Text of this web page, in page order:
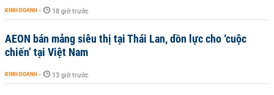
KINH DOANH - 18 giờ trước
AEON bán mảng siêu thị tại Thái Lan, dồn lực cho ‘cuộc
chiến’ tại Việt Nam
KINH DOANH - 13 giờ trước